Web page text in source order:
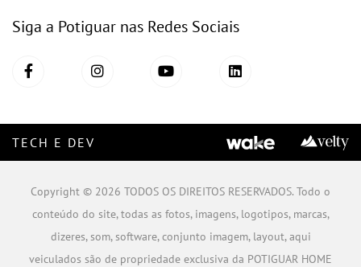
Siga a Potiguar nas Redes Sociais
TECH E DEV
Copyright © 2026 TODOS OS DIREITOS RESERVADOS. Todo o
conteúdo do site, todas as fotos, imagens, logotipos, marcas,
dizeres, som, software, conjunto imagem, layout, aqui
veiculados são de propriedade exclusiva da POTIGUAR HOME